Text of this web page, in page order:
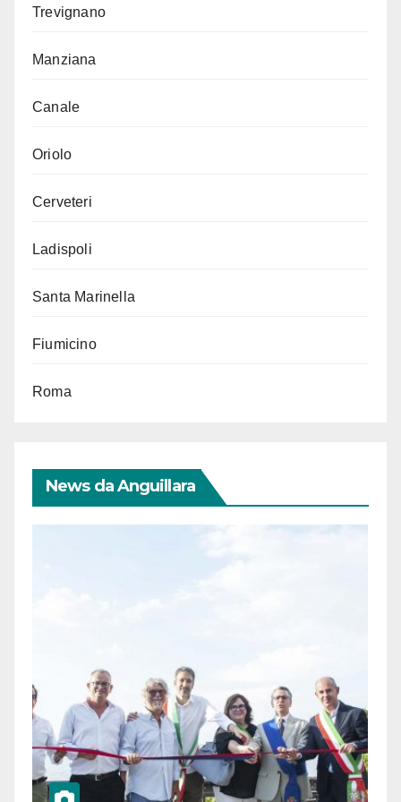
Trevignano
Manziana
Canale
Oriolo
Cerveteri
Ladispoli
Santa Marinella
Fiumicino
Roma
News da Anguillara